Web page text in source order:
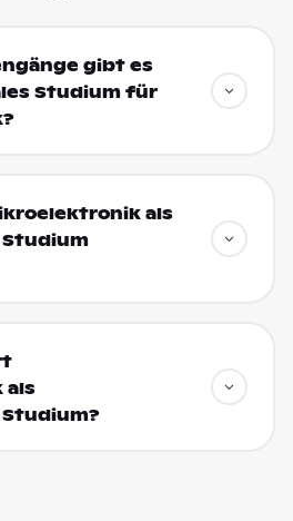
gibt es
Studium für
als
als